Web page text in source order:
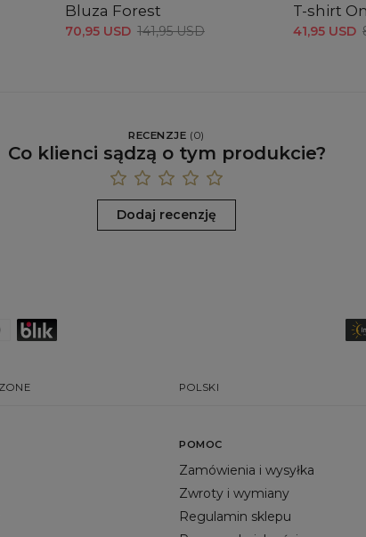
Bluza Forest
70,95 USD 141,95 USD
T-shirt
41,95 USD
RECENZJE (0)
Co klienci sądzą o tym produkcie?
Dodaj recenzję
POLSKI
POMOC
Zamówienia i wysyłka
Zwroty i wymiany
Regulamin sklepu